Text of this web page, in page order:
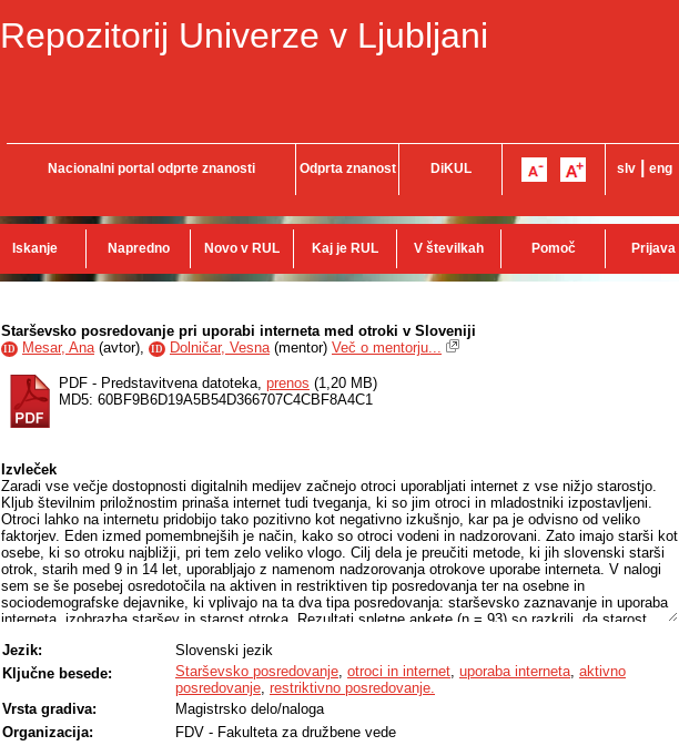
Repozitorij Univerze v Ljubljani
Nacionalni portal odprte znanosti Odprta znanost DiKUL slv eng
Iskanje Napredno Novo v RUL Kaj je RUL V številkah Pomoč Prijava
Starševsko posredovanje pri uporabi interneta med otroki v Sloveniji
ID Mesar, Ana(avtor), ID Dolničar, Vesna(mentor) Več o mentorju...
PDF - Predstavitvena datoteka, prenos (1,20 MB)
MD5: 60BF9B6D19A5B54D366707C4CBF8A4C1
Izvleček
Zaradi vse večje dostopnosti digitalnih medijev začnejo otroci uporabljati internet z vse nižjo starostjo.
Kljub številnim priložnostim prinaša internet tudi tveganja, ki so jim otroci in mladostniki izpostavljeni.
Otroci lahko na internetu pridobijo tako pozitivno kot negativno izkušnjo, kar pa je odvisno od veliko
faktorjev. Eden izmed pomembnejših je način, kako so otroci vodeni in nadzorovani. Zato imajo starši kot
osebe, ki so otroku najbližji, pri tem zelo veliko vlogo. Cilj dela je preučiti metode, ki jih slovenski starši
otrok, starih med 9 in 14 let, uporabljajo z namenom nadzorovanja otrokove uporabe interneta. V nalogi
sem se še posebej osredotočila na aktiven in restriktiven tip posredovanja ter na osebne in
sociodemografske dejavnike, ki vplivajo na ta dva tipa posredovanja: starševsko zaznavanje in uporaba
interneta, izobrazba staršev in starost otroka. Rezultati spletne ankete (n = 93) so razkrili, da starost
posredovanja, medtem ko starševska stališča nimajo bistvenega vpliva na obliko posredovanja. Prav
tako so rezultati razkrili povezavo med obliko posredovanja in izobrazbo staršev. So pa slovenski starši
nekoliko bolj nagnjeni k uporabi restriktivne oblike posredovanja. Rezultati naloge so nam prikazali
površinsko stanje uporabe tipov posredovanja slovenskih staršev in nam ponudili odlično izhodišče za
nadaljnje raziskave.
Jezik:
Slovenski jezik
Ključne besede:
Starševsko posredovanje, otroci in internet, uporaba interneta, aktivno
posredovanje, restriktivno posredovanje.
Vrsta gradiva:
Magistrsko delo/naloga
Organizacija:
FDV - Fakulteta za družbene vede